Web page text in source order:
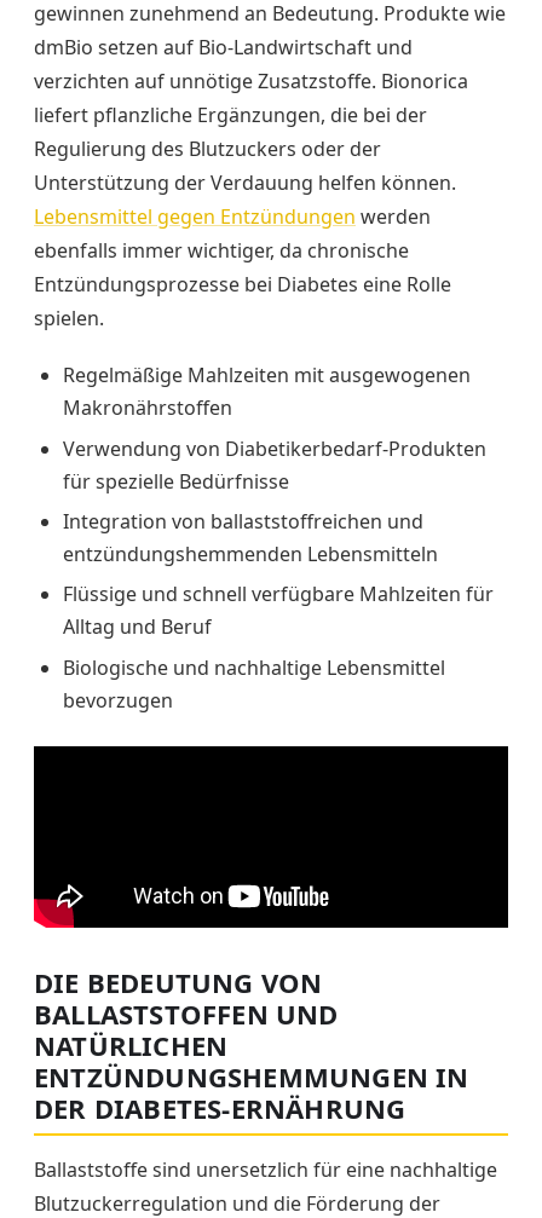
gewinnen zunehmend an Bedeutung. Produkte wie
dmBio setzen auf Bio-Landwirtschaft und
verzichten auf unnötige Zusatzstoffe. Bionorica
liefert pflanzliche Ergänzungen, die bei der
Regulierung des Blutzuckers oder der
Unterstützung der Verdauung helfen können.
Lebensmittel gegen Entzündungen werden
ebenfalls immer wichtiger, da chronische
Entzündungsprozesse bei Diabetes eine Rolle
spielen.
Regelmäßige Mahlzeiten mit ausgewogenen
Makronährstoffen
Verwendung von Diabetikerbedarf-Produkten
für spezielle Bedürfnisse
Integration von ballaststoffreichen und
entzündungshemmenden Lebensmitteln
Flüssige und schnell verfügbare Mahlzeiten für
Alltag und Beruf
Biologische und nachhaltige Lebensmittel
bevorzugen
DIE BEDEUTUNG VON
BALLASTSTOFFEN UND
NATÜRLICHEN
ENTZÜNDUNGSHEMMUNGEN IN
DER DIABETES-ERNÄHRUNG
Ballaststoffe sind unersetzlich für eine nachhaltige
Blutzuckerregulation und die Förderung der